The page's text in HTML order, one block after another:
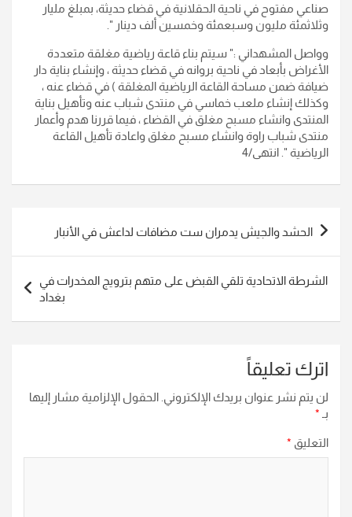
صناعي مفتوح في ناحية الحقلانية في قضاء حديثة، بمبلغ مليار
وثلاثمئة مليون وسبعمئة وخمسين ألف دينار ".
وواصل المشهداني :" سيتم بناء قاعة رياضية مغلقة متعددة
الأغراض بأبعاد في ناحية بروانه في قضاء حديثة ، وإنشاء بناية دار
ضيافة ضمن مساحة القاعة الرياضية المغلقة ) في قضاء عنه ،
وكذلك إنشاء ملعب خماسي في منتدى شباب عنه وتأهيل بناية
المنتدى وانشاء مسبح مغلق في القضاء ، فيما قررنا هدم وأعمار
منتدى شباب راوة وانشاء مسبح مغلق واعادة تأهيل القاعة
الرياضية ". انتهى/4
تصفّح
المقالات
الحشد والجيش يدمران ست مضافات لداعش في الأنبار
الشرطة الاتحادية تلقي القبض على متهم بترويج المخدرات في
بغداد
اترك تعليقاً
لن يتم نشر عنوان بريدك الإلكتروني. الحقول الإلزامية مشار إليها
بـ *
التعليق *